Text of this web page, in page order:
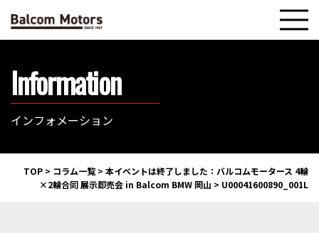
Information
インフォメーション
TOP > コラム一覧> 本イベントは終了しました：バルコムモータース 4輪
×2輪合同 展示即売会 in Balcom BMW 岡山 > U00041600890_001L